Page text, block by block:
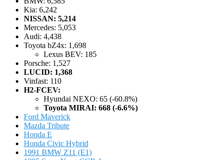
Kia: 6,242
NISSAN: 5,214
Mercedes: 5,053
Audi: 4,438
Toyota bZ4x: 1,698
Lexus BEV: 185
Porsche: 1,527
LUCID: 1,368
Vinfast: 110
H2-FCEV:
Hyundai NEXO: 65 (-60.8%)
Toyota MIRAI: 668 (-6.6%)
Ford Maverick
Mazda Tribute
Honda E
Honda Civic Hybrid
1991 BMW Z11 (E1)